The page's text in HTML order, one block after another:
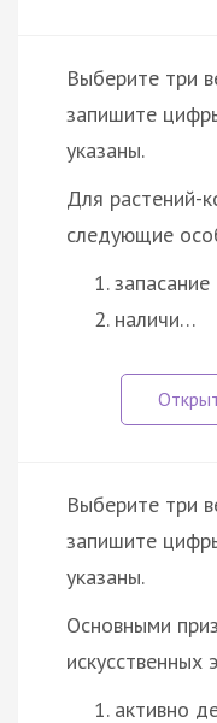
Выберите три
запишите
указаны.
Для растений-
следующие
наличи…
Выберите три
запишите
указаны.
Основными
искусственных
активно